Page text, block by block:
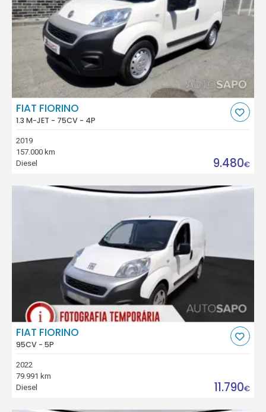
FIAT FIORINO
1.3 M-JET - 75CV - 4P
2019
157.000 km
Diesel
9.480€
FIAT FIORINO
95CV - 5P
2022
79.991 km
Diesel
11.790€